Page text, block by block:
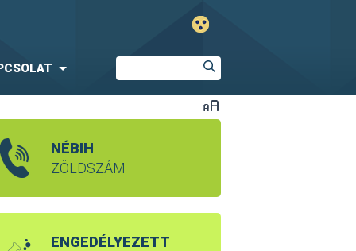
NÉBIH
ZÖLDSZÁM
ENGEDÉLYEZETT